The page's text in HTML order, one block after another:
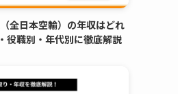
全日本空輸）の年収はどれ
役職別・年代別に徹底解説